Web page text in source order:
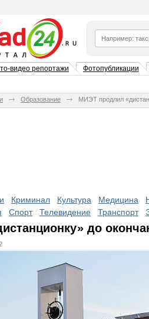
видео репортажи Фотопубликации
Образование МИЭТ продлил
Криминал Культура Медицина
Спорт Телевидение Транспорт
до